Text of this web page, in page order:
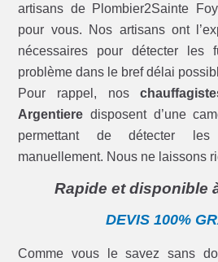
artisans de Plombier2Sainte
pour vous. Nos artisans ont
nécessaires pour détecter les
problème dans le bref délai
Pour rappel, nos
Argentiere disposent d’une
permettant de détecter les
manuellement. Nous ne laissons
Rapide et disponible
DEVIS 100%
Comme vous le savez sans